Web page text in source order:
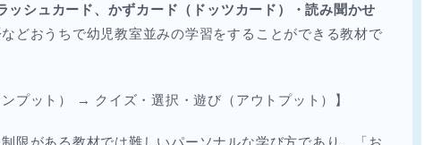
ッシュカード、かずカード（ドッツカード）・読み聞かせ
などおうちで幼児教室並みの学習をすることができる教材で
ンプット） → クイズ・選択・遊び（アウトプット）】
限がある教材では難しいパーソナルな学び方であり、「お